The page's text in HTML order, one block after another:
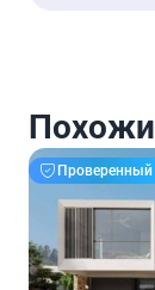
Проверенный